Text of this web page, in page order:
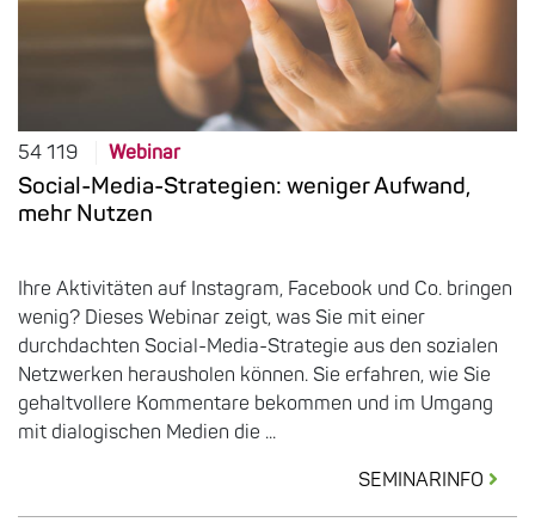
54 119 Webinar
Social-Media-Strategien: weniger Aufwand,
mehr Nutzen
Ihre Aktivitäten auf Instagram, Facebook und Co. bringen
wenig? Dieses Webinar zeigt, was Sie mit einer
durchdachten Social-Media-Strategie aus den sozialen
Netzwerken herausholen können. Sie erfahren, wie Sie
gehaltvollere Kommentare bekommen und im Umgang
mit dialogischen Medien die ...
SEMINARINFO